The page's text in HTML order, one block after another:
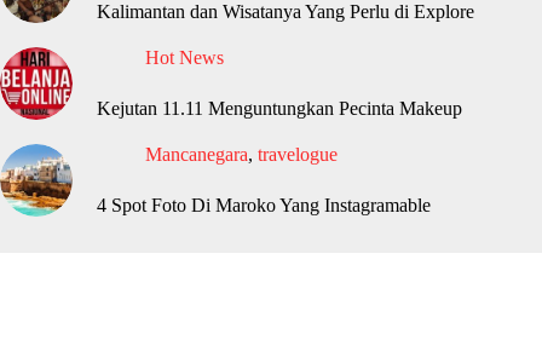
Kalimantan dan Wisatanya Yang Perlu di Explore
Hot News
Kejutan 11.11 Menguntungkan Pecinta Makeup
Mancanegara, travelogue
4 Spot Foto Di Maroko Yang Instagramable